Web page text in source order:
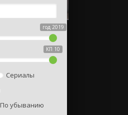
год 2019
КП 10
Сериалы
По убыванию